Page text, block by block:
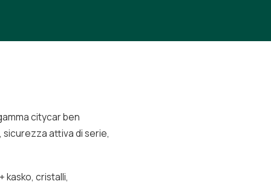
citycar ben
attiva di serie,
kasko, cristalli,